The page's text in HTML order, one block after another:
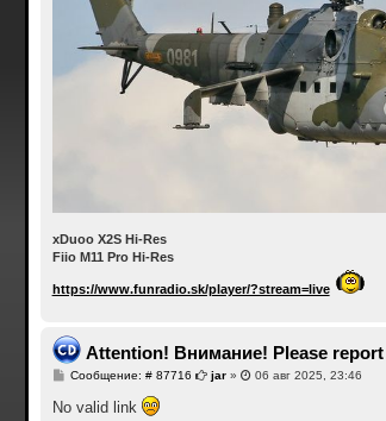
xDuoo X2S Hi-Res
Fiio M11 Pro Hi-Res
https://www.funradio.sk/player/?stream=live
Attention! Внимание! Please
Сообщение: # 87716 С
jar » 06 авг 2025, 23:46
No valid link